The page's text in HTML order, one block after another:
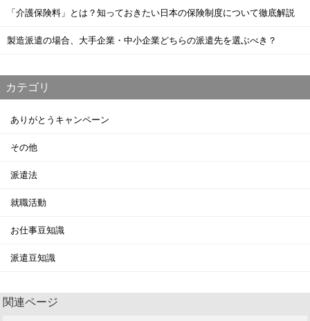
「介護保険料」とは？知っておきたい日本の保険制度について徹底解説
製造派遣の場合、大手企業・中小企業どちらの派遣先を選ぶべき？
カテゴリ
ありがとうキャンペーン
その他
派遣法
就職活動
お仕事豆知識
派遣豆知識
関連ページ